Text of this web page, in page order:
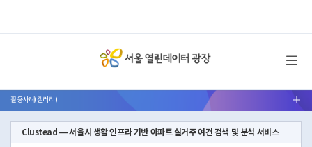
메뉴 열기
활용사례(갤러리) 서브메뉴 열기
Clustead — 서울시 생활 인프라 기반 아파트 실거주 여건 검색 및 분석 서비스